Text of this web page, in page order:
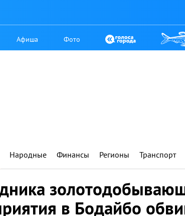
Афиша Фото
Народные Финансы Регионы Транспорт
в Бодайбо